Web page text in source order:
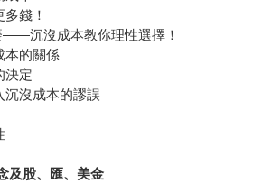
錢！
——沉沒成本教你理性選擇！
本的關係
決定
沉沒成本的謬誤
股、匯、美金